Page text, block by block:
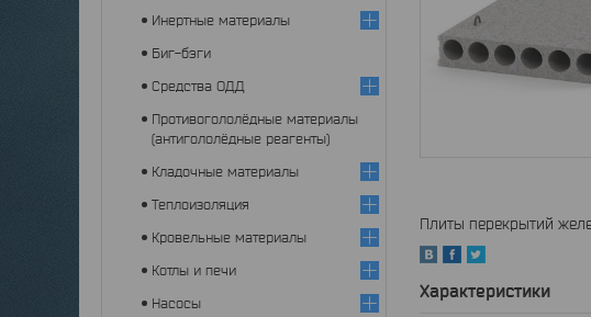
Плиты перекрытий
Характеристики
Инертные материалы
Биг-бэги
Средства ОДД
Противогололёдные материалы
(антигололёдные реагенты)
Кладочные материалы
Теплоизоляция
Кровельные материалы
Котлы и печи
Насосы